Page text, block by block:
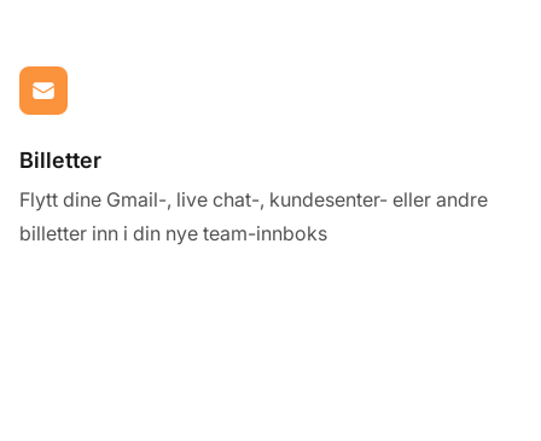
Billetter
Flytt dine Gmail-, live chat-, kundesenter- eller andre
billetter inn i din nye team-innboks